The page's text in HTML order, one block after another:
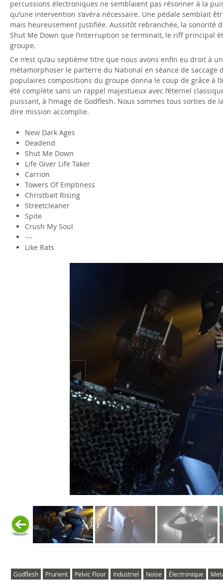
r
i
e
n
t
1
5
p
g
percussions électroniques ne semblaient pas résonner à la
qu’une intervention s’avéra nécessaire. Une pédale semblait
mais heureusement justifiée. Aussitôt rebranchée, la sonorité
Shut Me Down que l’interruption se terminait, le riff principal
groupe.
Ce n’est qu’au septième titre que nous avons enfin eu droit à
métamorphoser le parterre du National en séance de
populaires compositions du groupe donna le coup de grâce à
été complète sans un rappel majestueux avec l’éternel
puissant, à l’image de Godflesh. Nous sommes tous sorties de
dire mission accomplie.
New Dark Ages
Deadend
Shut Me Down
Life Giver Life Taker
Carrion
Towers Of Emptiness
Christbait Rising
Streetcleaner
Spite
Crush My Soul
---
Like Rats
Godflesh Prurient Pelvic Floor Industriel Noise Électronique